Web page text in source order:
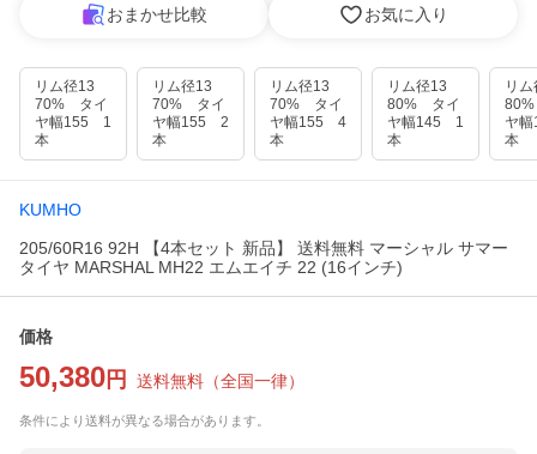
おまかせ比較 お気に入り
リム径13
70% タイ
ヤ幅155 1
本
リム径13
70% タイ
ヤ幅155 2
本
リム径13
70% タイ
ヤ幅155 4
本
リム径13
80% タイ
ヤ幅145 1
本
リ
ヤ
本
KUMHO
205/60R16 92H 【4本セット 新品】 送料無料 マーシャル サマー
タイヤ MARSHAL MH22 エムエイチ 22 (16インチ)
価格
50,380 円 送料無料 （全国一律）
条件により送料が異なる場合があります。